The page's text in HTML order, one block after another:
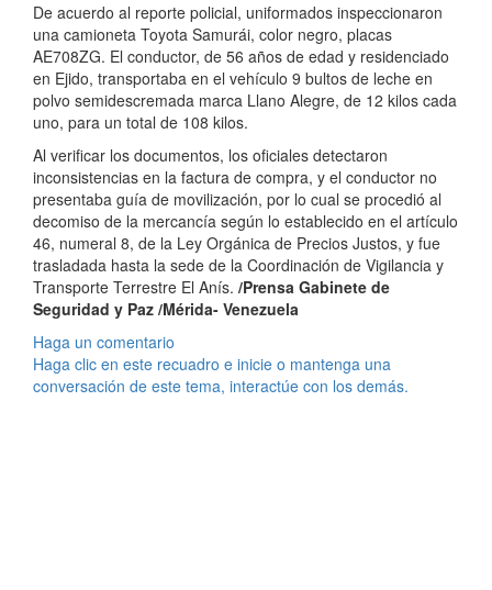
De acuerdo al reporte policial, uniformados inspeccionaron
una camioneta Toyota Samurái, color negro, placas
AE708ZG. El conductor, de 56 años de edad y residenciado
en Ejido, transportaba en el vehículo 9 bultos de leche en
polvo semidescremada marca Llano Alegre, de 12 kilos cada
uno, para un total de 108 kilos.
Al verificar los documentos, los oficiales detectaron
inconsistencias en la factura de compra, y el conductor no
presentaba guía de movilización, por lo cual se procedió al
decomiso de la mercancía según lo establecido en el artículo
46, numeral 8, de la Ley Orgánica de Precios Justos, y fue
trasladada hasta la sede de la Coordinación de Vigilancia y
Transporte Terrestre El Anís. /Prensa Gabinete de
Seguridad y Paz /Mérida- Venezuela
Haga un comentario
Haga clic en este recuadro e inicie o mantenga una
conversación de este tema, interactúe con los demás.